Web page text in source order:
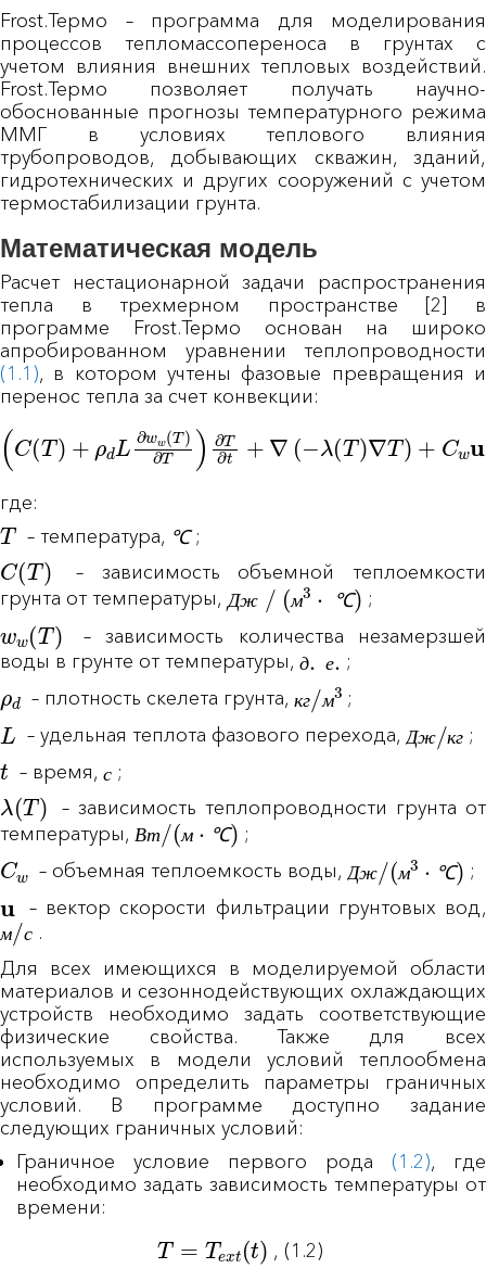
Frost.Термо – программа для моделирования
процессов тепломассопереноса в грунтах с
учетом влияния внешних тепловых воздействий.
Frost.Термо позволяет получать научно-
обоснованные прогнозы температурного режима
ММГ в условиях теплового влияния
трубопроводов, добывающих скважин, зданий,
гидротехнических и других сооружений с учетом
термостабилизации грунта.
Математическая модель
Расчет нестационарной задачи распространения
тепла в трехмерном пространстве [2] в
программе Frost.Термо основан на широко
апробированном уравнении теплопроводности
(1.1), в котором учтены фазовые превращения и
перенос тепла за счет конвекции:
(C(T)+ w w(T)∂ T ∂T +∇ (− λ T)∇T)+ u∇
где:
T – температура, ℃
℃;
C(T)
– зависимость объемной теплоемкости
грунта от температуры,
Дж м ℃
Дж / (м3⋅℃);
w(T)
– зависимость количества незамерзшей
воды в грунте от температуры,
д е
д. е.;
– плотность скелета грунта, кг м
/ м3 ;
L – удельная теплота фазового перехода, Дж кг
/ ;
t – время, с ;
λ (T)
– зависимость теплопроводности грунта от
температуры,
В т м ℃
Вт/(м⋅ ℃) ;
Cw – объемная теплоемкость воды, Дж м ℃
/( м3 ℃ ;
– вектор скорости фильтрации грунтовых вод,
м с
м/ с.
Для всех имеющихся в моделируемой области
материалов и сезоннодействующих охлаждающих
устройств необходимо задать соответствующие
физические свойства. Также для всех
используемых в модели условий теплообмена
необходимо определить параметры граничных
условий. В программе доступно задание
следующих граничных условий:
Граничное условие первого рода (1.2), где
необходимо задать зависимость температуры от
времени:
T= ex )
, (1.2)